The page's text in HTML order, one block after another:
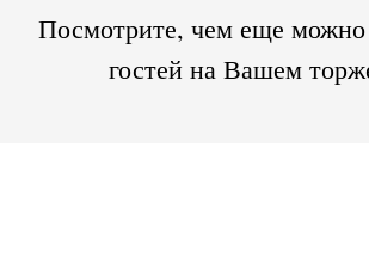
Посмотрите, чем еще можно
гостей на Вашем